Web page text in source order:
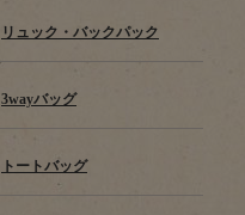
リュック・バックパック
3wayバッグ
トートバッグ